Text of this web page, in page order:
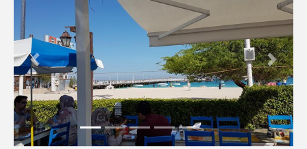
Next